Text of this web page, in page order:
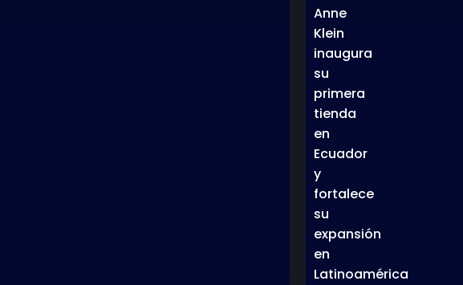
Anne
Klein
inaugura
su
primera
tienda
en
Ecuador
y
fortalece
su
expansión
en
Latinoamérica